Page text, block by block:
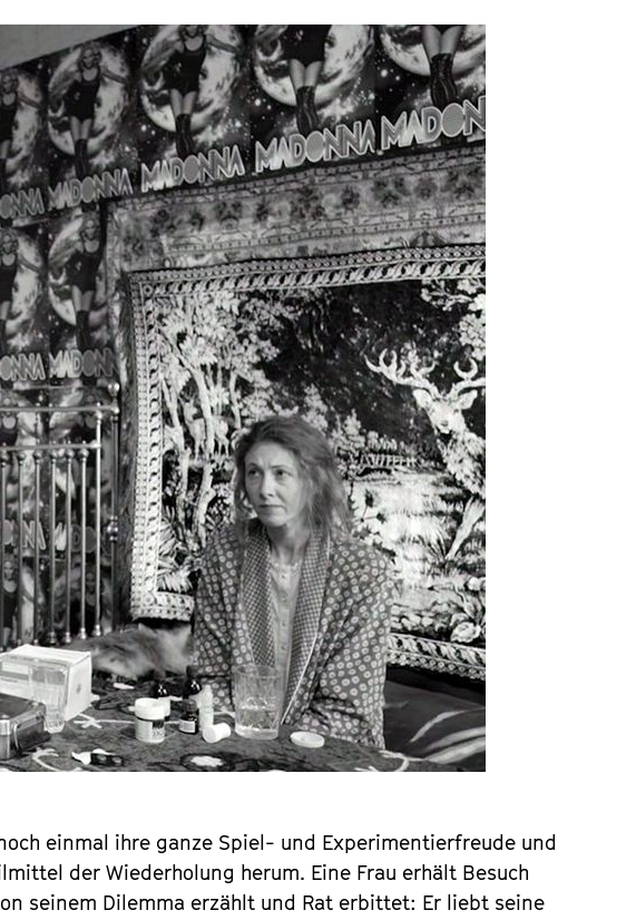
einmal ihre ganze Spiel- und Experimentierfreude und
der Wiederholung herum. Eine Frau erhält Besuch
seinem Dilemma erzählt und Rat erbittet: Er liebt seine